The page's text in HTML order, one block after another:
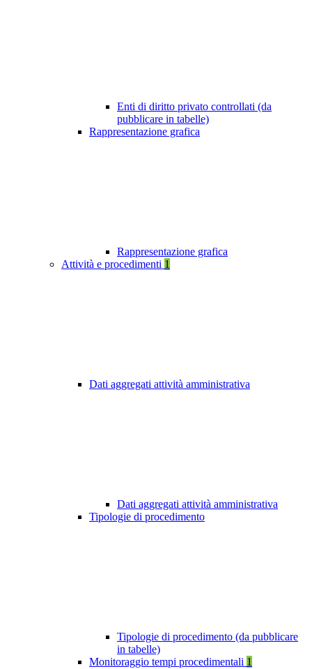
Enti di diritto privato controllati (da
pubblicare in tabelle)
Rappresentazione grafica
Rappresentazione grafica
Attività e procedimenti 1
Dati aggregati attività amministrativa
Dati aggregati attività amministrativa
Tipologie di procedimento
Tipologie di procedimento (da pubblicare
in tabelle)
Monitoraggio tempi procedimentali 1